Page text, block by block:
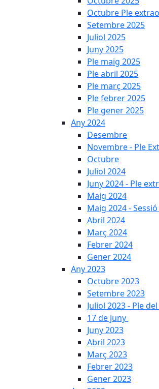
Octubre Ple
Setembre 2025
Juliol 2025
Juny 2025
Ple maig 2025
Ple abril 2025
Ple març 2025
Ple febrer 2025
Ple gener 2025
Any 2024
Desembre
Novembre - Ple
Octubre
Juliol 2024
Juny 2024 - Ple
Maig 2024
Maig 2024 -
Abril 2024
Març 2024
Febrer 2024
Gener 2024
Any 2023
Octubre 2023
Setembre 2023
Juliol 2023 - Ple
17 de juny
Juny 2023
Abril 2023
Març 2023
Febrer 2023
Gener 2023